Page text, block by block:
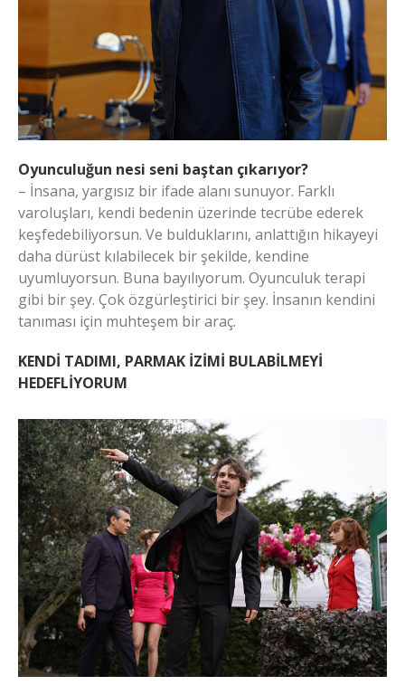
Oyunculuğun nesi seni baştan çıkarıyor?
– İnsana, yargısız bir ifade alanı sunuyor. Farklı
varoluşları, kendi bedenin üzerinde tecrübe ederek
keşfedebiliyorsun. Ve bulduklarını, anlattığın hikayeyi
daha dürüst kılabilecek bir şekilde, kendine
uyumluyorsun. Buna bayılıyorum. Oyunculuk terapi
gibi bir şey. Çok özgürleştirici bir şey. İnsanın kendini
tanıması için muhteşem bir araç.
KENDİ TADIMI, PARMAK İZİMİ BULABİLMEYİ
HEDEFLİYORUM